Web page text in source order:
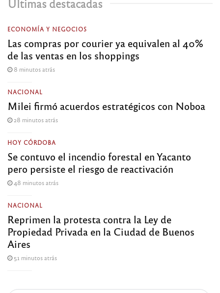
Últimas destacadas
ECONOMÍA Y NEGOCIOS
Las compras por courier ya equivalen al 40%
de las ventas en los shoppings
8 minutos atrás
NACIONAL
Milei firmó acuerdos estratégicos con Noboa
28 minutos atrás
HOY CÓRDOBA
Se contuvo el incendio forestal en Yacanto
pero persiste el riesgo de reactivación
48 minutos atrás
NACIONAL
Reprimen la protesta contra la Ley de
Propiedad Privada en la Ciudad de Buenos
Aires
51 minutos atrás